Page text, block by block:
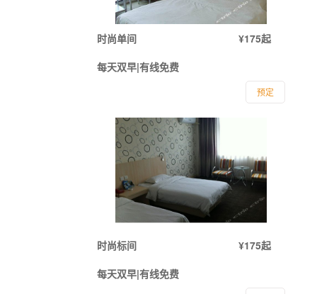
时尚单间
¥175起
每天双早|有线免费
预定
时尚标间
¥175起
每天双早|有线免费